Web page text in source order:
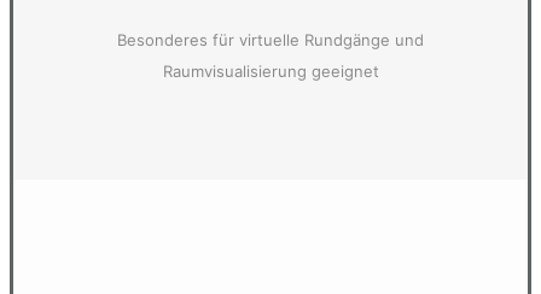
Besonderes für virtuelle Rundgänge und
Raumvisualisierung geeignet